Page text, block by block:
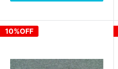
10%OFF